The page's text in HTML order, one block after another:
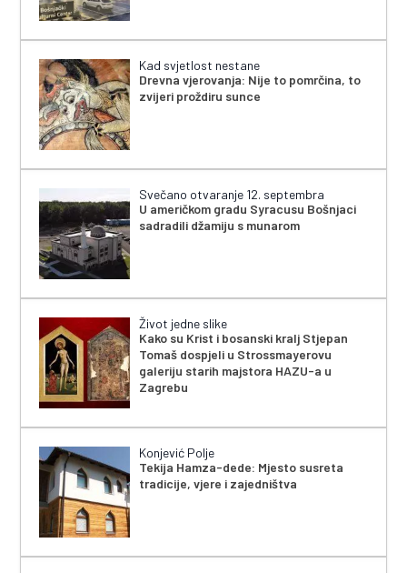
Kad svjetlost nestane
Drevna vjerovanja: Nije to pomrčina, to
zvijeri proždiru sunce
Svečano otvaranje 12. septembra
U američkom gradu Syracusu Bošnjaci
sadradili džamiju s munarom
Život jedne slike
Kako su Krist i bosanski kralj Stjepan
Tomaš dospjeli u Strossmayerovu
galeriju starih majstora HAZU-a u
Zagrebu
Konjević Polje
Tekija Hamza-dede: Mjesto susreta
tradicije, vjere i zajedništva